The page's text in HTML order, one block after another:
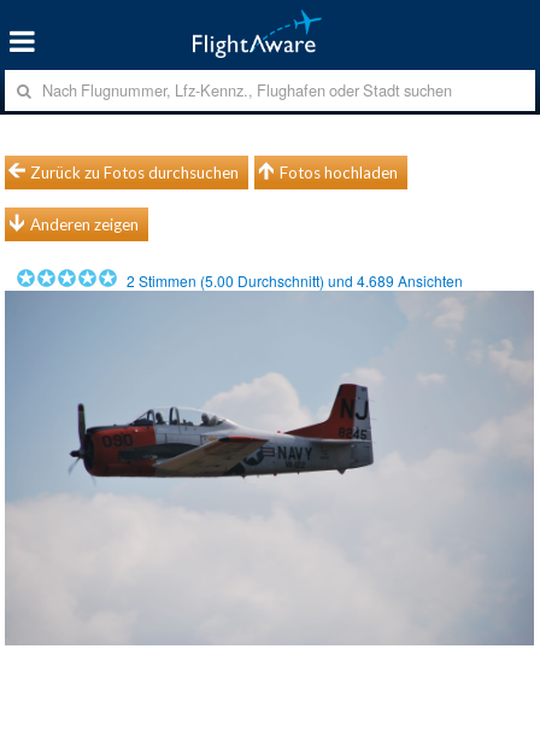
Zurück zu Fotos durchsuchen Fotos hochladen
Anderen zeigen
2 Stimmen (5.00 Durchschnitt) und4.689 Ansichten